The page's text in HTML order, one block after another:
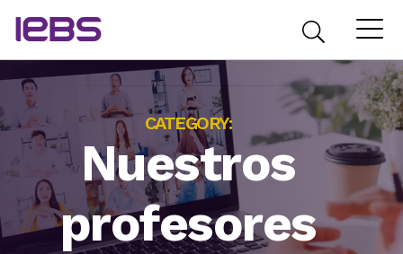
CATEGORY:
Nuestros
profesores